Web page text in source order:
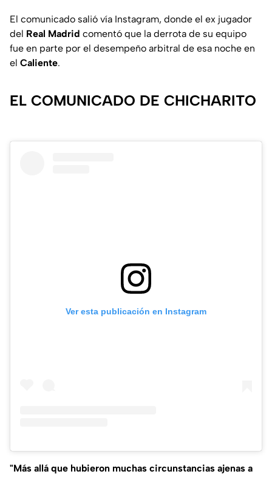
El comunicado salió vía Instagram, donde el ex jugador
del Real Madrid comentó que la derrota de su equipo
fue en parte por el desempeño arbitral de esa noche en
el Caliente.
EL COMUNICADO DE CHICHARITO
Ver esta publicación en Instagram
"Más allá que hubieron muchas circunstancias ajenas a